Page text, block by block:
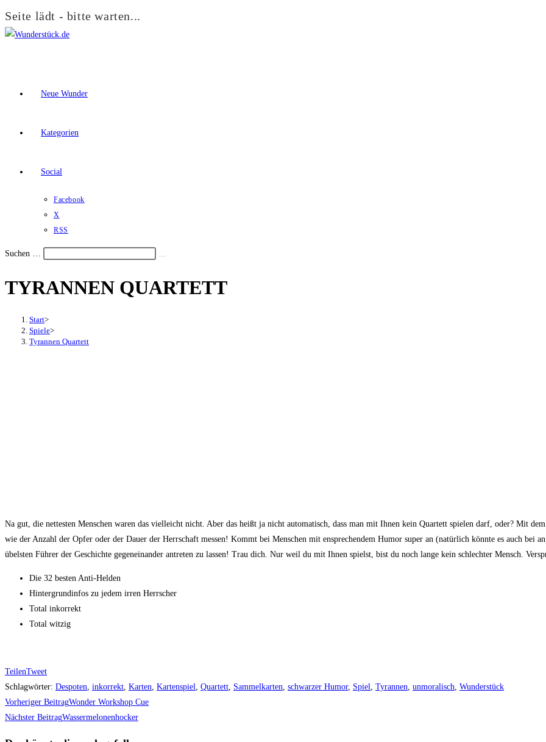
Seite lädt - bitte warten...
Zum
Neue Wunder
Kategorien
Social
Facebook
X
RSS
Suchen …
den
TYRANNEN QUARTETT
Start>
Spiele>
Tyrannen Quartett
Na gut, die nettesten Menschen waren das vielleicht nicht. Aber das heißt ja nicht automatisch, dass man mit Ihnen kein Quartett spielen darf, oder? Mit dem
wie der Anzahl der Opfer oder der Dauer der Herrschaft messen! Kommt bei Menschen mit ensprechendem Humor super an (natürlich könnte es auch bei
übelsten Führer der Geschichte gegeneinander antreten zu lassen! Trau dich. Nur weil du mit Ihnen spielst, bist du noch lange kein schlechter Mensch.
Die 32 besten Anti-Helden
Hintergrundinfos zu jedem irren Herrscher
Total inkorrekt
Total witzig
TeilenTweet
Schlagwörter: Despoten, inkorrekt, Karten, Kartenspiel, Quartett, Sammelkarten, schwarzer Humor, Spiel, Tyrannen, unmoralisch, Wunderstück
Weitere
Artikel
ansehen
Vorheriger BeitragWonder Workshop Cue
Nächster BeitragWassermelonenhocker